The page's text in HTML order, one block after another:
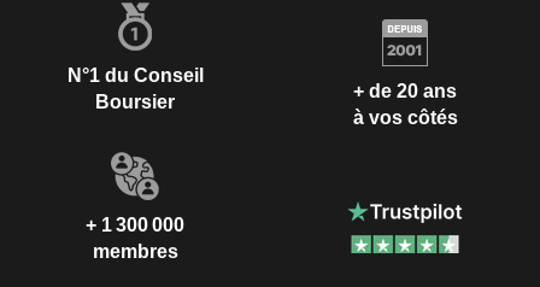
N°1 du Conseil
Boursier
+ de 20 ans
à vos côtés
+ 1 300 000
membres